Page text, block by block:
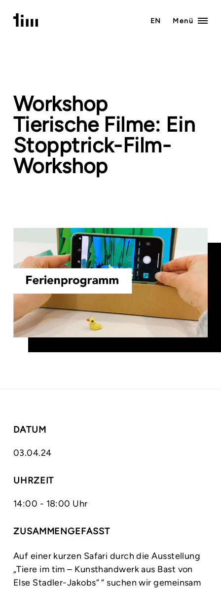
Inhalt
springen
EN Menü
Workshop
Tierische Filme: Ein
Stopptrick-Film-
Workshop
DATUM
03.04.24
UHRZEIT
14:00 - 18:00 Uhr
ZUSAMMENGEFASST
Auf einer kurzen Safari durch die Ausstellung
„Tiere im tim – Kunsthandwerk aus Bast von
Else Stadler-Jakobs“ “ suchen wir gemeinsam